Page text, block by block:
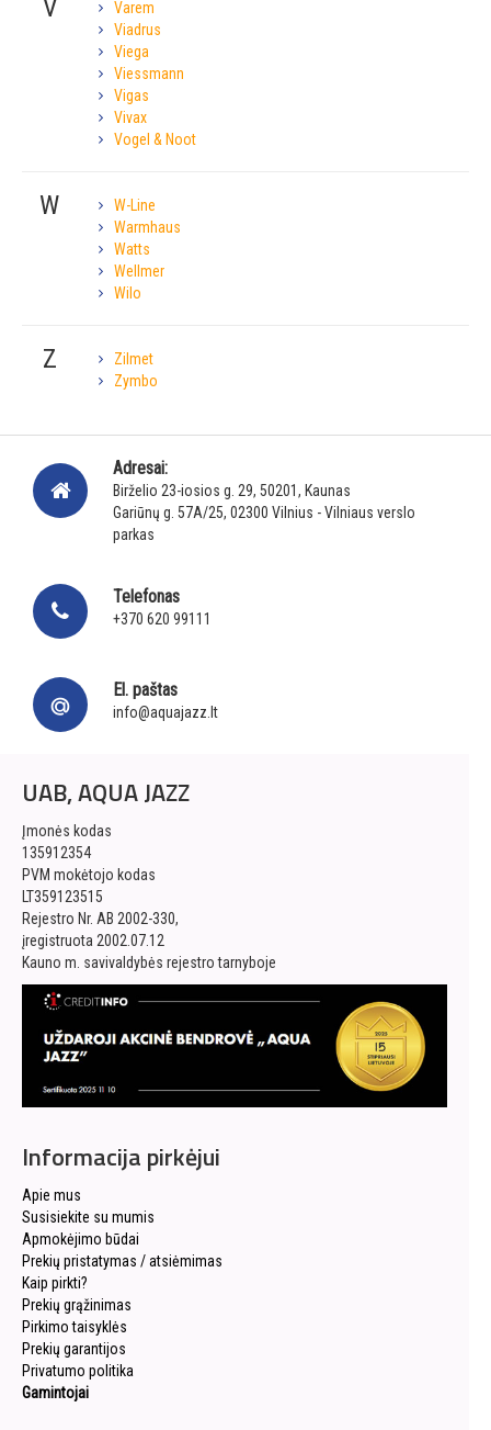
V
Varem
Viadrus
Viega
Viessmann
Vigas
Vivax
Vogel & Noot
W
W-Line
Warmhaus
Watts
Wellmer
Wilo
Z
Zilmet
Zymbo
Adresai:
Birželio 23-iosios g. 29, 50201, Kaunas
Gariūnų g. 57A/25, 02300 Vilnius - Vilniaus verslo
parkas
Telefonas
+370 620 99111
El. paštas
info@aquajazz.lt
UAB, AQUA JAZZ
Įmonės kodas
135912354
PVM mokėtojo kodas
LT359123515
Rejestro Nr. AB 2002-330,
įregistruota 2002.07.12
Kauno m. savivaldybės rejestro tarnyboje
Informacija pirkėjui
Apie mus
Susisiekite su mumis
Apmokėjimo būdai
Prekių pristatymas / atsiėmimas
Kaip pirkti?
Prekių grąžinimas
Pirkimo taisyklės
Prekių garantijos
Privatumo politika
Gamintojai